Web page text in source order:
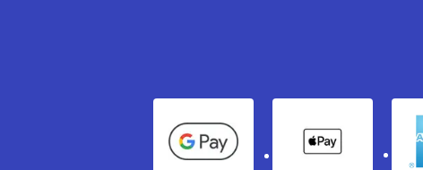
American
Apple Pay
Google Pay